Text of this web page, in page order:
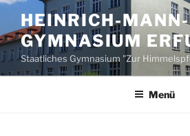
Zum
Inhalt
springen
HEINRICH-MANN-
GYMNASIUM
Staatliches Gymnasium "Zur
Menü